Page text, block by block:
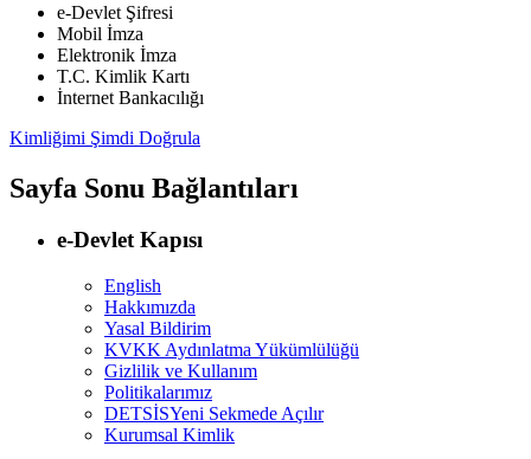
e-Devlet Şifresi
Mobil İmza
Elektronik İmza
T.C. Kimlik Kartı
İnternet Bankacılığı
Kimliğimi Şimdi Doğrula
Sayfa Sonu Bağlantıları
e-Devlet Kapısı
English
Hakkımızda
Yasal Bildirim
KVKK Aydınlatma Yükümlülüğü
Gizlilik ve Kullanım
Politikalarımız
DETSİSYeni Sekmede Açılır
Kurumsal Kimlik